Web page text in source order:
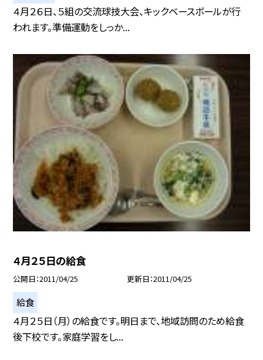
４月２６日、５組の交流球技大会、キックベースボールが行
われます。準備運動をしっか...
４月２５日の給食
公開日 2011/04/25 更新日 2011/04/25
給食
４月２５日（月）の給食です。明日まで、地域訪問のため給食
後下校です。家庭学習をし...